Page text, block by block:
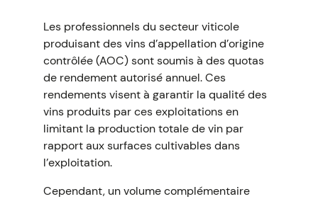
Les professionnels du secteur viticole
produisant des vins d’appellation d’origine
contrôlée (AOC) sont soumis à des quotas
de rendement autorisé annuel. Ces
rendements visent à garantir la qualité des
vins produits par ces exploitations en
limitant la production totale de vin par
rapport aux surfaces cultivables dans
l’exploitation.
Cependant, un volume complémentaire